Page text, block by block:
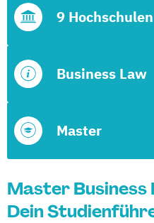
Master
Business Law
9 Hochschulen
Master Business
Dein